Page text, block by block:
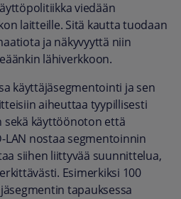
viedään
laitteille. Sitä kautta tuodaan
ja näkyvyyttä niin
lähiverkkoon.
käyttäjäsegmentointi ja sen
aiheuttaa tyypillisesti
käyttöönoton että
LAN nostaa segmentoinnin
siihen liittyvää suunnittelua,
Esimerkiksi 100
tapauksessa